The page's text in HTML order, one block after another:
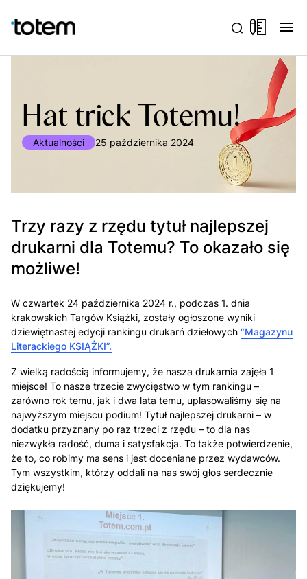
menu
Hat trick Totemu!
Aktualności 25 października 2024
Trzy razy z rzędu tytuł najlepszej
drukarni dla Totemu? To okazało się
możliwe!
W czwartek 24 października 2024 r., podczas 1. dnia
krakowskich Targów Książki, zostały ogłoszone wyniki
dziewiętnastej edycji rankingu drukarń dziełowych “Magazynu
Literackiego KSIĄŻKI”.
Z wielką radością informujemy, że nasza drukarnia zajęła 1
miejsce! To nasze trzecie zwycięstwo w tym rankingu –
zarówno rok temu, jak i dwa lata temu, uplasowaliśmy się na
najwyższym miejscu podium! Tytuł najlepszej drukarni – w
dodatku przyznany po raz trzeci z rzędu – to dla nas
niezwykła radość, duma i satysfakcja. To także potwierdzenie,
że to, co robimy ma sens i jest doceniane przez wydawców.
Tym wszystkim, którzy oddali na nas swój głos serdecznie
dziękujemy!